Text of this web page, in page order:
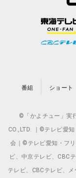
番組 ショート
©「かよチュー」実
CO.,LTD. ｜©テレビ愛
会｜©テレビ愛知・フ
ビ、中京テレビ、CBC
テレビ、CBCテレビ、